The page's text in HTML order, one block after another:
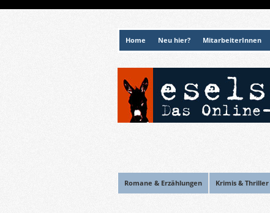
Home Neu hier? MitarbeiterInnen
Romane & Erzählungen Krimis & Thriller